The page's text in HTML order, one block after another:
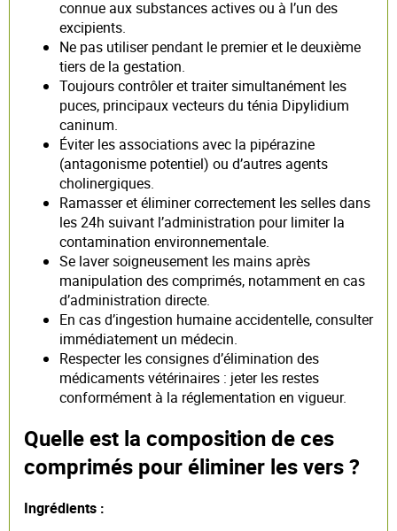
connue aux substances actives ou à l’un des
excipients.
Ne pas utiliser pendant le premier et le deuxième
tiers de la gestation.
Toujours contrôler et traiter simultanément les
puces, principaux vecteurs du ténia Dipylidium
caninum.
Éviter les associations avec la pipérazine
(antagonisme potentiel) ou d’autres agents
cholinergiques.
Ramasser et éliminer correctement les selles dans
les 24h suivant l’administration pour limiter la
contamination environnementale.
Se laver soigneusement les mains après
manipulation des comprimés, notamment en cas
d’administration directe.
En cas d’ingestion humaine accidentelle, consulter
immédiatement un médecin.
Respecter les consignes d’élimination des
médicaments vétérinaires : jeter les restes
conformément à la réglementation en vigueur.
Quelle est la composition de ces
comprimés pour éliminer les vers ?
Ingrédients :